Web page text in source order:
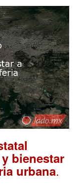
bienestar
urbana.